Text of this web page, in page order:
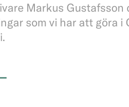
Markus Gustafsson
som vi har att göra i